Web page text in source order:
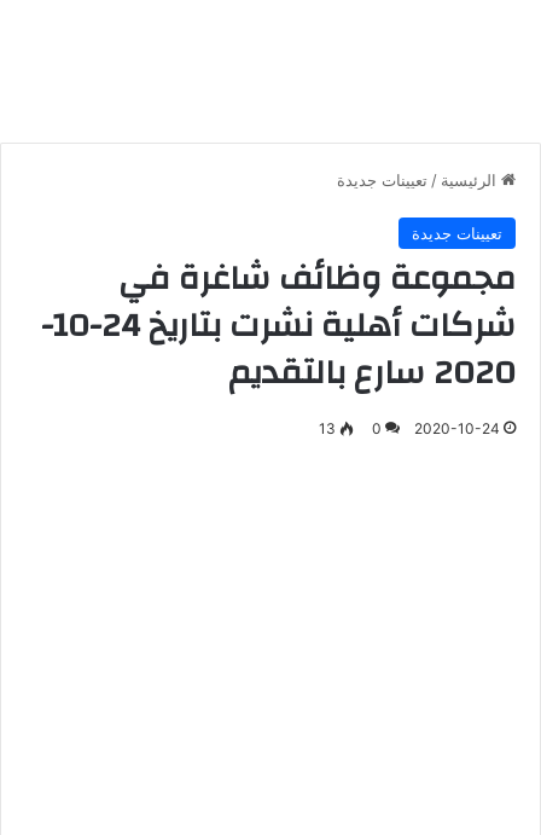
الرئيسية / تعيينات جديدة
تعيينات جديدة
مجموعة وظائف شاغرة في
شركات أهلية نشرت بتاريخ 24-10-
2020 سارع بالتقديم
2020-10-24
0
13